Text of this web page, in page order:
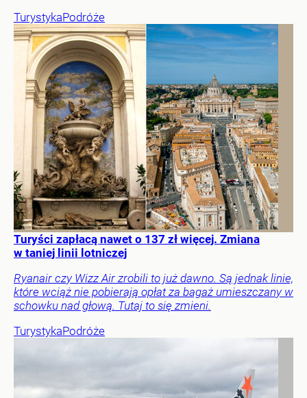
TurystykaPodróże
Turyści zapłacą nawet o 137 zł więcej. Zmiana
w taniej linii lotniczej
Ryanair czy Wizz Air zrobili to już dawno. Są jednak linie,
które wciąż nie pobierają opłat za bagaż umieszczany w
schowku nad głową. Tutaj to się zmieni.
TurystykaPodróże